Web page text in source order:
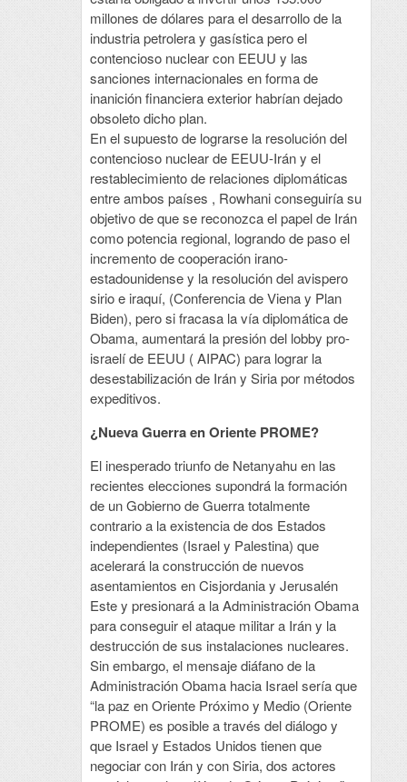
millones de dólares para el desarrollo de la
industria petrolera y gasística pero el
contencioso nuclear con EEUU y las
sanciones internacionales en forma de
inanición financiera exterior habrían dejado
obsoleto dicho plan.
En el supuesto de lograrse la resolución del
contencioso nuclear de EEUU-Irán y el
restablecimiento de relaciones diplomáticas
entre ambos países , Rowhani conseguiría su
objetivo de que se reconozca el papel de Irán
como potencia regional, logrando de paso el
incremento de cooperación irano-
estadounidense y la resolución del avispero
sirio e iraquí, (Conferencia de Viena y Plan
Biden), pero si fracasa la vía diplomática de
Obama, aumentará la presión del lobby pro-
israelí de EEUU ( AIPAC) para lograr la
desestabilización de Irán y Siria por métodos
expeditivos.
¿Nueva Guerra en Oriente PROME?
El inesperado triunfo de Netanyahu en las
recientes elecciones supondrá la formación
de un Gobierno de Guerra totalmente
contrario a la existencia de dos Estados
independientes (Israel y Palestina) que
acelerará la construcción de nuevos
asentamientos en Cisjordania y Jerusalén
Este y presionará a la Administración Obama
para conseguir el ataque militar a Irán y la
destrucción de sus instalaciones nucleares.
Sin embargo, el mensaje diáfano de la
Administración Obama hacia Israel sería que
“la paz en Oriente Próximo y Medio (Oriente
PROME) es posible a través del diálogo y
que Israel y Estados Unidos tienen que
negociar con Irán y con Siria, dos actores